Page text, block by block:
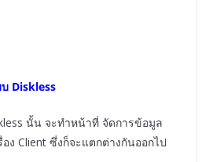
Diskless
นั้น จะทำหน้าที่ จัดการข้อมูล
อง Client ซึ่งก็จะแตกต่างกันออกไป